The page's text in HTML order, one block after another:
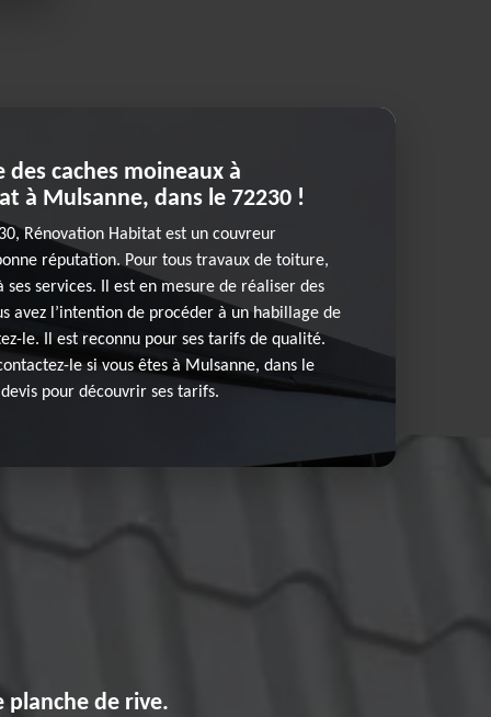
des caches moineaux à
à Mulsanne, dans le 72230 !
Rénovation Habitat est un couvreur
réputation. Pour tous travaux de toiture,
ses services. Il est en mesure de réaliser des
avez l’intention de procéder à un habillage de
le. Il est reconnu pour ses tarifs de qualité.
le si vous êtes à Mulsanne, dans le
pour découvrir ses tarifs.
planche de rive.